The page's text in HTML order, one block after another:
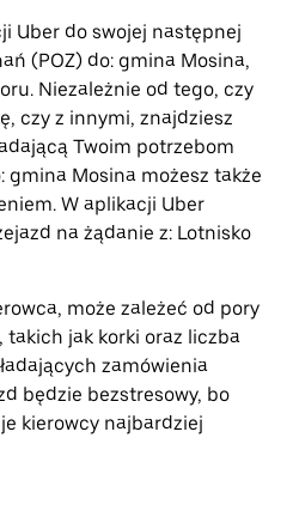
Uber do swojej następnej
(POZ) do: gmina Mosina,
Niezależnie od tego, czy
czy z innymi, znajdziesz
Twoim potrzebom
gmina Mosina możesz także
W aplikacji Uber
na żądanie z: Lotnisko
może zależeć od pory
jak korki oraz liczba
zamówienia
będzie bezstresowy, bo
kierowcy najbardziej